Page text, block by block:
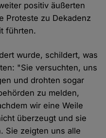
positiv äußerten
Proteste zu Dekadenz
führten.
wurde, schildert, was
"Sie versuchten, uns
und drohten sogar
zu melden,
wir eine Weile
überzeugt und sie
Sie zeigten uns alle